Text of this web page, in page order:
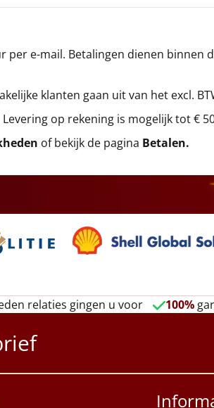
e-mail. Betalingen dienen binnen
klanten gaan uit van het excl.
op rekening is mogelijk tot €
of bekijk de pagina Betalen.
relaties gingen u voor 100%